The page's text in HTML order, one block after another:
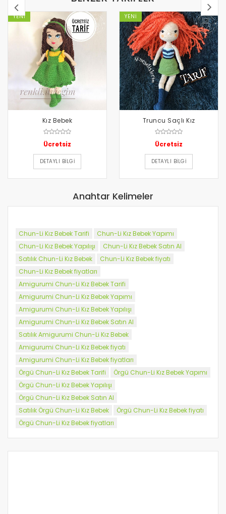
YENI
Kız Bebek
Ücretsiz
DETAYLI BILGI
YENI
Truncu Saçlı Kız
Ücretsiz
DETAYLI BILGI
Anahtar Kelimeler
Chun-Li Kız Bebek Tarifi
Chun-Li Kız Bebek Yapımı
Chun-Li Kız Bebek Yapılışı
Chun-Li Kız Bebek Satın Al
Satılık Chun-Li Kız Bebek
Chun-Li Kız Bebek fiyatı
Chun-Li Kız Bebek fiyatları
Amigurumi Chun-Li Kız Bebek Tarifi
Amigurumi Chun-Li Kız Bebek Yapımı
Amigurumi Chun-Li Kız Bebek Yapılışı
Amigurumi Chun-Li Kız Bebek Satın Al
Satılık Amigurumi Chun-Li Kız Bebek
Amigurumi Chun-Li Kız Bebek fiyatı
Amigurumi Chun-Li Kız Bebek fiyatları
Örgü Chun-Li Kız Bebek Tarifi
Örgü Chun-Li Kız Bebek Yapımı
Örgü Chun-Li Kız Bebek Yapılışı
Örgü Chun-Li Kız Bebek Satın Al
Satılık Örgü Chun-Li Kız Bebek
Örgü Chun-Li Kız Bebek fiyatı
Örgü Chun-Li Kız Bebek fiyatları